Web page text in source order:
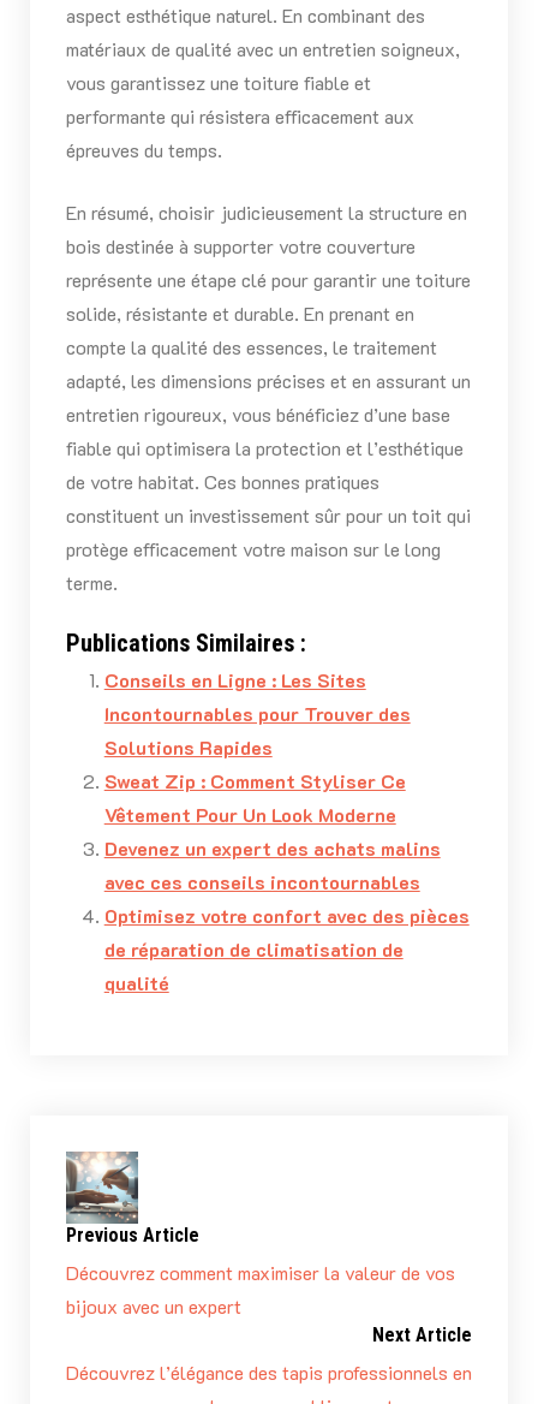
aspect esthétique naturel. En combinant des
matériaux de qualité avec un entretien soigneux,
vous garantissez une toiture fiable et
performante qui résistera efficacement aux
épreuves du temps.
En résumé, choisir judicieusement la structure en
bois destinée à supporter votre couverture
représente une étape clé pour garantir une toiture
solide, résistante et durable. En prenant en
compte la qualité des essences, le traitement
adapté, les dimensions précises et en assurant un
entretien rigoureux, vous bénéficiez d’une base
fiable qui optimisera la protection et l’esthétique
de votre habitat. Ces bonnes pratiques
constituent un investissement sûr pour un toit qui
protège efficacement votre maison sur le long
terme.
Publications Similaires :
Conseils en Ligne : Les Sites
Incontournables pour Trouver des
Solutions Rapides
Sweat Zip : Comment Styliser Ce
Vêtement Pour Un Look Moderne
Devenez un expert des achats malins
avec ces conseils incontournables
Optimisez votre confort avec des pièces
de réparation de climatisation de
qualité
Previous Article
Découvrez comment maximiser la valeur de vos
bijoux avec un expert
Next Article
Découvrez l’élégance des tapis professionnels en